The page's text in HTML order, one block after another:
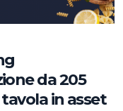
da 205
in asset